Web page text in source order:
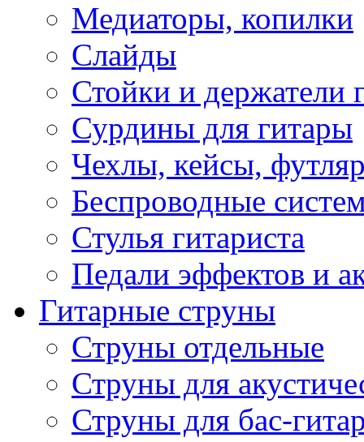
Медиаторы, копилки
Слайды
Стойки и держатели
Сурдины для гитары
Чехлы, кейсы,
Беспроводные
Стулья гитариста
Педали эффектов и
Гитарные струны
Струны отдельные
Струны для
Струны для бас-